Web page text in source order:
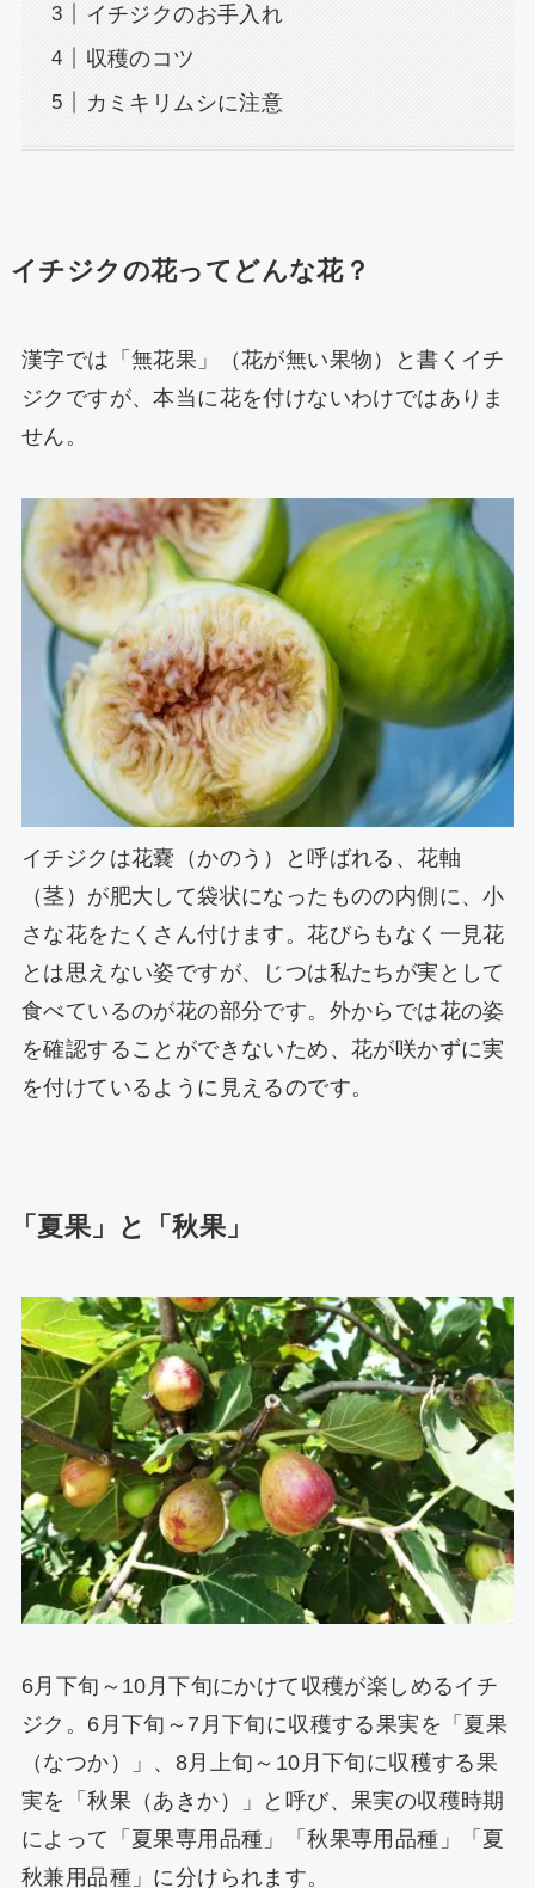
イチジクのお手入れ
収穫のコツ
カミキリムシに注意
イチジクの花ってどんな花？
漢字では「無花果」（花が無い果物）と書くイチ
ジクですが、本当に花を付けないわけではありま
せん。
イチジクは花嚢（かのう）と呼ばれる、花軸
（茎）が肥大して袋状になったものの内側に、小
さな花をたくさん付けます。花びらもなく一見花
とは思えない姿ですが、じつは私たちが実として
食べているのが花の部分です。外からでは花の姿
を確認することができないため、花が咲かずに実
を付けているように見えるのです。
「夏果」と「秋果」
6月下旬～10月下旬にかけて収穫が楽しめるイチ
ジク。6月下旬～7月下旬に収穫する果実を「夏果
（なつか）」、8月上旬～10月下旬に収穫する果
実を「秋果（あきか）」と呼び、果実の収穫時期
によって「夏果専用品種」「秋果専用品種」「夏
秋兼用品種」に分けられます。